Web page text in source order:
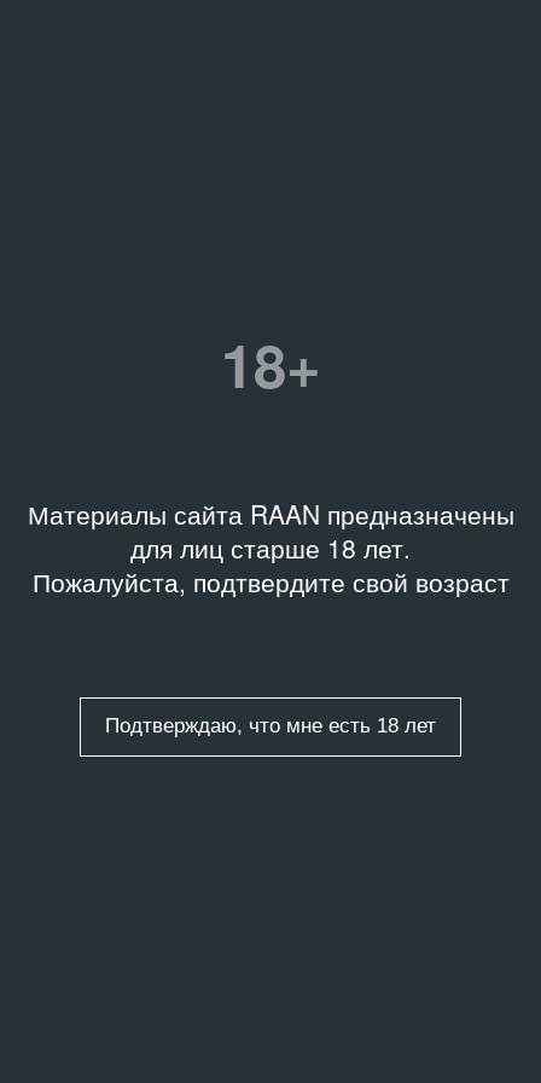
18+
Материалы сайта RAAN предназначены
для лиц старше 18 лет.
Пожалуйста, подтвердите свой возраст
Подтверждаю, что мне есть 18 лет